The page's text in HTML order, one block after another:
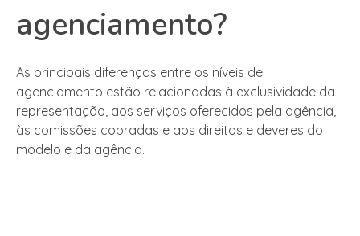
agenciamento?
As principais diferenças entre os níveis de
agenciamento estão relacionadas à exclusividade da
representação, aos serviços oferecidos pela agência,
às comissões cobradas e aos direitos e deveres do
modelo e da agência.